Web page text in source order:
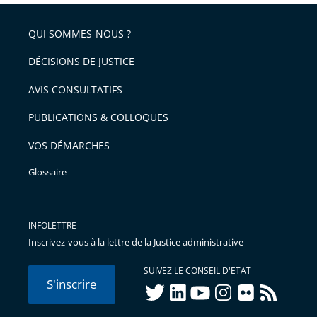
arriver
après
l'article
pour
avant
QUI SOMMES-NOUS ?
DÉCISIONS DE JUSTICE
AVIS CONSULTATIFS
PUBLICATIONS & COLLOQUES
VOS DÉMARCHES
Glossaire
INFOLETTRE
Inscrivez-vous à la lettre de la Justice administrative
S'inscrire
SUIVEZ LE CONSEIL D'ETAT
twitterlinkedInyoutubeinstagram
flickr rss